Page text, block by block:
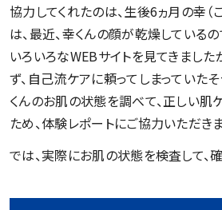
協力してくれたのは、生後6ヵ月の幸（
は、最近、幸くんの顔が乾燥している
いろいろなWEBサイトを見てきました
ず、自己流ケアに頼ってしまっていたそ
くんのお肌の状態を調べて、正しい肌
ため、体験レポートにご協力いただき
では、実際にお肌の状態を検査して、